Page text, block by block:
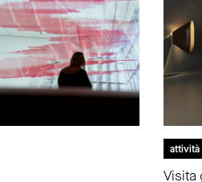
attività
Visita